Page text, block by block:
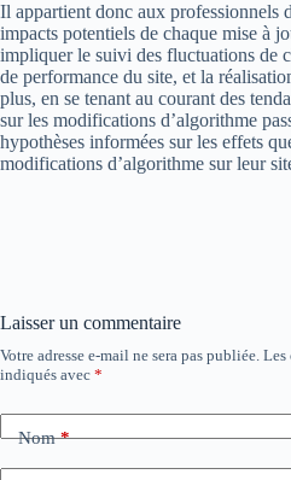
Il appartient donc aux professionnels
impacts potentiels de chaque mise à
impliquer le suivi des fluctuations de
de performance du site, et la
plus, en se tenant au courant des
sur les modifications d’algorithme
hypothèses informées sur les effets
modifications d’algorithme sur leur
Laisser un commentaire
Votre adresse e-mail ne sera pas publiée. Les
indiqués avec *
Nom*